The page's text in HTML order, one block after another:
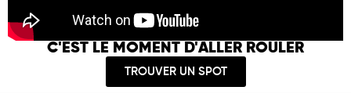
C'EST LE MOMENT D'ALLER ROULER
TROUVER UN SPOT